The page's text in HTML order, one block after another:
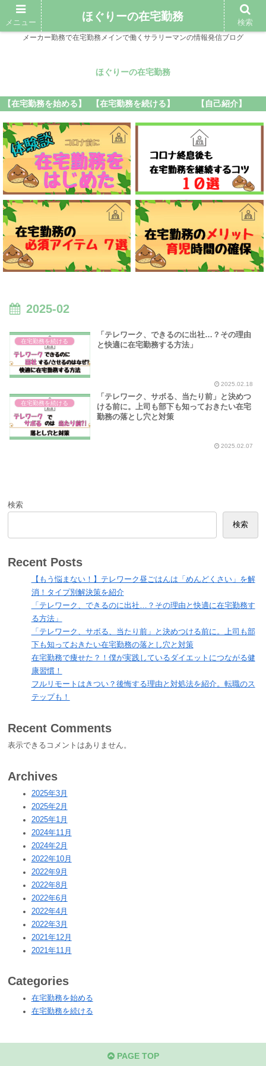
メーカー勤務で在宅勤務メインで働くサラリーマンの情報発信ブログ
ほぐりーの在宅勤務
【在宅勤務を始める】 【在宅勤務を続ける】 【自己紹介】
2025-02
在宅勤務を続ける
「テレワーク、できるのに出社…？その理由
と快適に在宅勤務する方法」
2025.02.18
在宅勤務を続ける
「テレワーク、サボる、当たり前」と決めつ
ける前に。上司も部下も知っておきたい在宅
勤務の落とし穴と対策
2025.02.07
検索
検索
Recent Posts
【もう悩まない！】テレワーク昼ごはんは「めんどくさい」を解
消！タイプ別解決策を紹介
「テレワーク、できるのに出社…？その理由と快適に在宅勤務す
る方法」
「テレワーク、サボる、当たり前」と決めつける前に。上司も部
下も知っておきたい在宅勤務の落とし穴と対策
在宅勤務で痩せた？！僕が実践しているダイエットにつながる健
康習慣！
フルリモートはきつい？後悔する理由と対処法を紹介。転職のス
テップも！
Recent Comments
表示できるコメントはありません。
Archives
2025年3月
2025年2月
2025年1月
2024年11月
2024年2月
2022年10月
2022年9月
2022年8月
2022年6月
2022年4月
2022年3月
2021年12月
2021年11月
Categories
在宅勤務を始める
在宅勤務を続ける
PAGE TOP
メニュー ほぐりーの在宅勤務 検索